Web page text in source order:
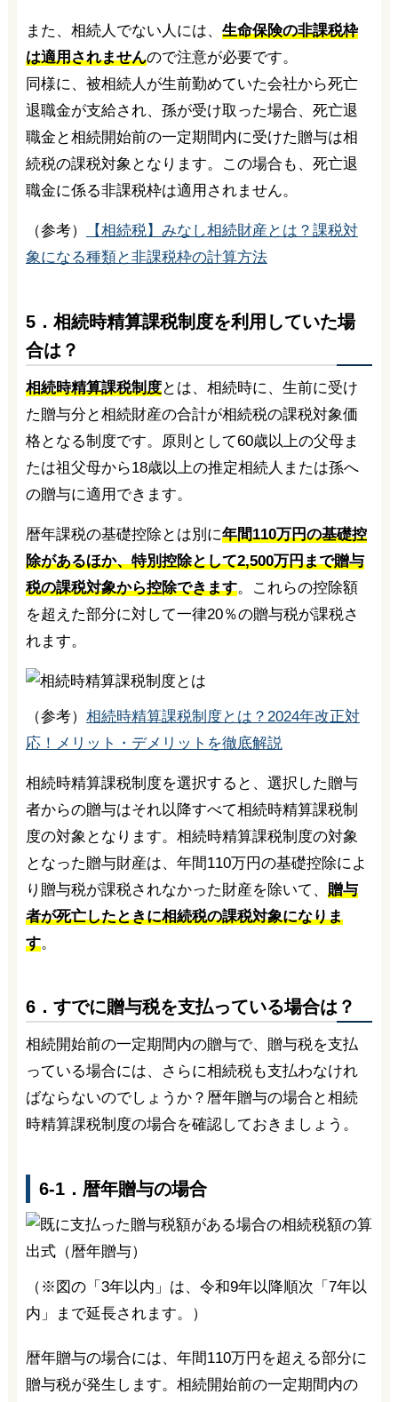
また、相続人でない人には、 生命保険の非課税枠
は適用されませんので注意が必要です。
同様に、被相続人が生前勤めていた会社から死亡
退職金が支給され、孫が受け取った場合、死亡退
職金と相続開始前の一定期間内に受けた贈与は相
続税の課税対象となります。この場合も、死亡退
職金に係る非課税枠は適用されません。
（参考）
【相続税】みなし相続財産とは？課税対
象になる種類と非課税枠の計算方法
5．相続時精算課税制度を利用していた場
合は？
相続時精算課税制度とは、相続時に、生前に受け
た贈与分と相続財産の合計が相続税の課税対象価
格となる制度です。原則として60歳以上の父母ま
たは祖父母から18歳以上の推定相続人または孫へ
の贈与に適用できます。
暦年課税の基礎控除とは別に年間110万円の基礎控
除があるほか、特別控除として2,500万円まで贈与
税の課税対象から控除できます。これらの控除額
を超えた部分に対して一律20％の贈与税が課税さ
れます。
（参考） 相続時精算課税制度とは？2024年改正対
応！メリット・デメリットを徹底解説
相続時精算課税制度を選択すると、選択した贈与
者からの贈与はそれ以降すべて相続時精算課税制
度の対象となります。相続時精算課税制度の対象
となった贈与財産は、年間110万円の基礎控除によ
り贈与税が課税されなかった財産を除いて、 贈与
者が死亡したときに相続税の課税対象になりま
す。
6．すでに贈与税を支払っている場合は？
相続開始前の一定期間内の贈与で、贈与税を支払
っている場合には、さらに相続税も支払わなけれ
ばならないのでしょうか？暦年贈与の場合と相続
時精算課税制度の場合を確認しておきましょう。
6-1．暦年贈与の場合
（※図の「3年以内」は、令和9年以降順次「7年以
内」まで延長されます。）
暦年贈与の場合には、年間110万円を超える部分に
贈与税が発生します。相続開始前の一定期間内の